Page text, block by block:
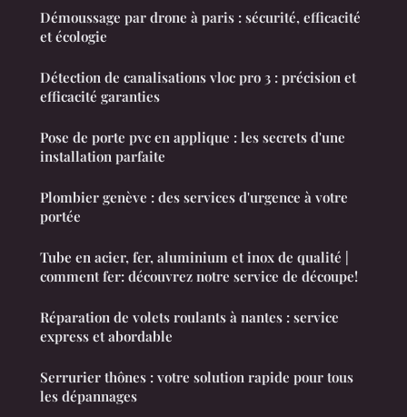
Démoussage par drone à paris : sécurité, efficacité
et écologie
Détection de canalisations vloc pro 3 : précision et
efficacité garanties
Pose de porte pvc en applique : les secrets d'une
installation parfaite
Plombier genève : des services d'urgence à votre
portée
Tube en acier, fer, aluminium et inox de qualité |
comment fer: découvrez notre service de découpe!
Réparation de volets roulants à nantes : service
express et abordable
Serrurier thônes : votre solution rapide pour tous
les dépannages